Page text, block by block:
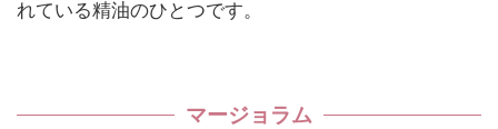
れている精油のひとつです。
マージョラム